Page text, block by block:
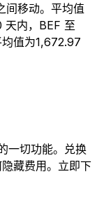
间移动。平均值
天内，BEF 至
值为1,672.97
一切功能。兑换
藏费用。立即下